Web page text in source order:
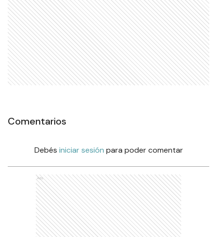
Comentarios
Debés iniciar sesión para poder comentar
Ads